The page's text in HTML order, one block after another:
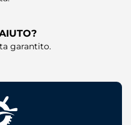
garantito.